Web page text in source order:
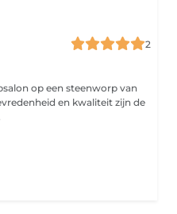
2
op een steenworp van
en kwaliteit zijn de